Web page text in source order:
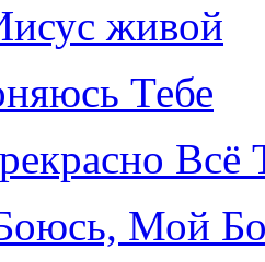
живой
Тебе
Всё
Мой